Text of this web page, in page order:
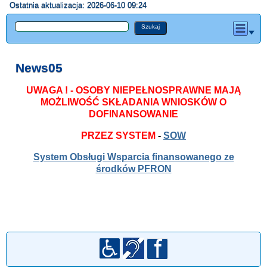
Ostatnia aktualizacja: 2026-06-10 09:24
News05
UWAGA ! - OSOBY NIEPEŁNOSPRAWNE MAJĄ
MOŻLIWOŚĆ SKŁADANIA WNIOSKÓW O
DOFINANSOWANIE
PRZEZ SYSTEM - SOW
System Obsługi Wsparcia finansowanego ze
środków PFRON